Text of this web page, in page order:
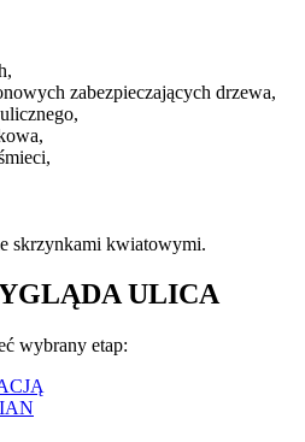
zabezpieczających drzewa,
skrzynkami kwiatowymi.
ULICA
wybrany etap: